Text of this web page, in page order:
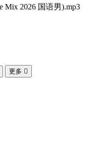
Mix 2026 国语男).mp3
更多 